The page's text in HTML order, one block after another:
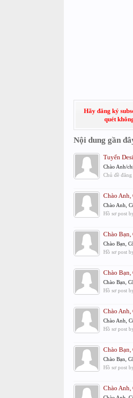
Hãy đăng ký
quét
Nội dung gần
Tuyển
Chào Anh/
Chủ đề
Chào Anh,
Chào Anh,
Hồ sơ post
Chào Bạn,
Chào Bạn,
Hồ sơ post
Chào Bạn,
Chào Bạn,
Hồ sơ post
Chào Anh,
Chào Anh,
Hồ sơ post
Chào Bạn,
Chào Bạn,
Hồ sơ post
Chào Anh,